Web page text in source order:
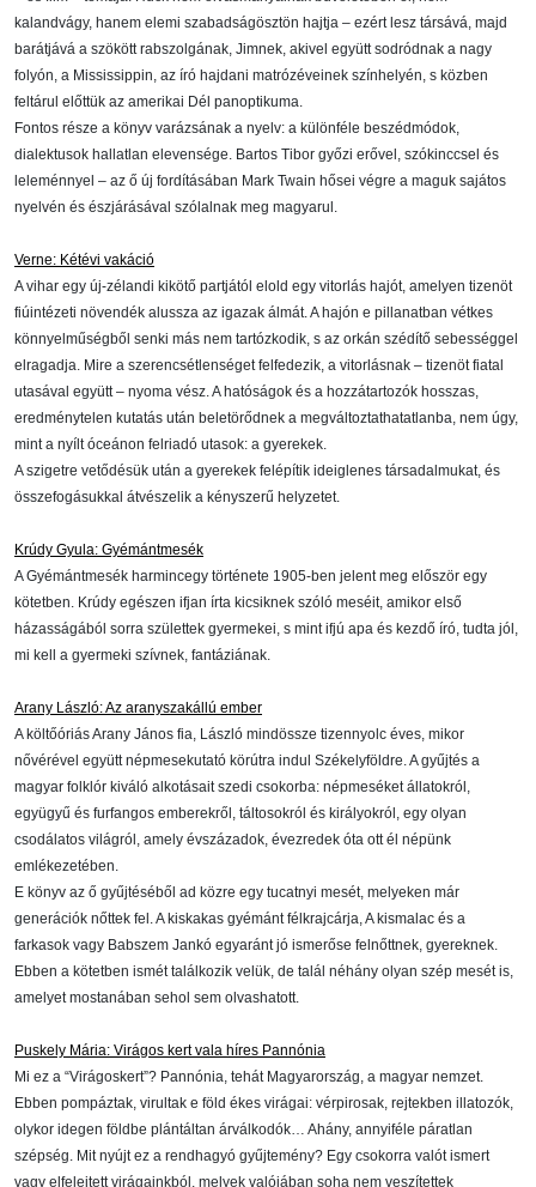
kalandvágy, hanem elemi szabadságösztön hajtja – ezért lesz társává, majd
barátjává a szökött rabszolgának, Jimnek, akivel együtt sodródnak a nagy
folyón, a Mississippin, az író hajdani matrózéveinek színhelyén, s közben
feltárul előttük az amerikai Dél panoptikuma.
Fontos része a könyv varázsának a nyelv: a különféle beszédmódok,
dialektusok hallatlan elevensége. Bartos Tibor győzi erővel, szókinccsel és
leleménnyel – az ő új fordításában Mark Twain hősei végre a maguk sajátos
nyelvén és észjárásával szólalnak meg magyarul.
Verne: Kétévi vakáció
A vihar egy új-zélandi kikötő partjától elold egy vitorlás hajót, amelyen tizenöt
fiúintézeti növendék alussza az igazak álmát. A hajón e pillanatban vétkes
könnyelműségből senki más nem tartózkodik, s az orkán szédítő sebességgel
elragadja. Mire a szerencsétlenséget felfedezik, a vitorlásnak – tizenöt fiatal
utasával együtt – nyoma vész. A hatóságok és a hozzátartozók hosszas,
eredménytelen kutatás után beletörődnek a megváltoztathatatlanba, nem úgy,
mint a nyílt óceánon felriadó utasok: a gyerekek.
A szigetre vetődésük után a gyerekek felépítik ideiglenes társadalmukat, és
összefogásukkal átvészelik a kényszerű helyzetet.
Krúdy Gyula: Gyémántmesék
A Gyémántmesék harmincegy története 1905-ben jelent meg először egy
kötetben. Krúdy egészen ifjan írta kicsiknek szóló meséit, amikor első
házasságából sorra születtek gyermekei, s mint ifjú apa és kezdő író, tudta jól,
mi kell a gyermeki szívnek, fantáziának.
Arany László: Az aranyszakállú ember
A költőóriás Arany János fia, László mindössze tizennyolc éves, mikor
nővérével együtt népmesekutató körútra indul Székelyföldre. A gyűjtés a
magyar folklór kiváló alkotásait szedi csokorba: népmeséket állatokról,
együgyű és furfangos emberekről, táltosokról és királyokról, egy olyan
csodálatos világról, amely évszázadok, évezredek óta ott él népünk
emlékezetében.
E könyv az ő gyűjtéséből ad közre egy tucatnyi mesét, melyeken már
generációk nőttek fel. A kiskakas gyémánt félkrajcárja, A kismalac és a
farkasok vagy Babszem Jankó egyaránt jó ismerőse felnőttnek, gyereknek.
Ebben a kötetben ismét találkozik velük, de talál néhány olyan szép mesét is,
amelyet mostanában sehol sem olvashatott.
Puskely Mária: Virágos kert vala híres Pannónia
Mi ez a “Virágoskert”? Pannónia, tehát Magyarország, a magyar nemzet.
Ebben pompáztak, virultak e föld ékes virágai: vérpirosak, rejtekben illatozók,
olykor idegen földbe plántáltan árválkodók… Ahány, annyiféle páratlan
szépség. Mit nyújt ez a rendhagyó gyűjtemény? Egy csokorra valót ismert
vagy elfelejtett virágainkból, melyek valójában soha nem veszítettek